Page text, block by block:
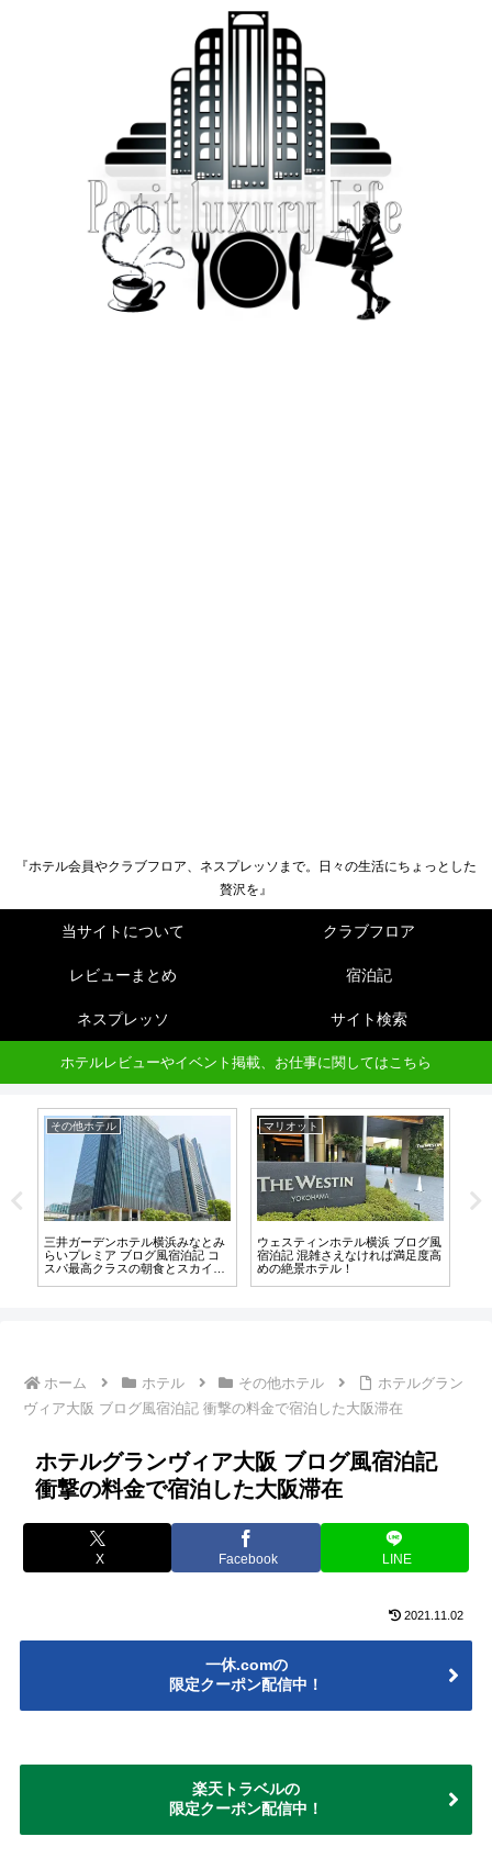
『ホテル会員やクラブフロア、ネスプレッソまで。日々の生活にちょっとした
贅沢を』
当サイトについて クラブフロア
レビューまとめ 宿泊記
ネスプレッソ サイト検索
ホテルレビューやイベント掲載、お仕事に関してはこちら
その他ホテル
三井ガーデンホテル横浜みなとみ
らいプレミア ブログ風宿泊記 コ
スパ最高クラスの朝食とスカイプ
マリオット
ウェスティンホテル横浜 ブログ風
宿泊記 混雑さえなければ満足度高
めの絶景ホテル！
ホーム ホテル その他ホテル
ホテルグラン
ヴィア大阪 ブログ風宿泊記 衝撃の料金で宿泊した大阪滞在
ホテルグランヴィア大阪 ブログ風宿泊記
衝撃の料金で宿泊した大阪滞在
X Facebook LINE
2021.11.02
一休.comの
限定クーポン配信中！
楽天トラベルの
限定クーポン配信中！